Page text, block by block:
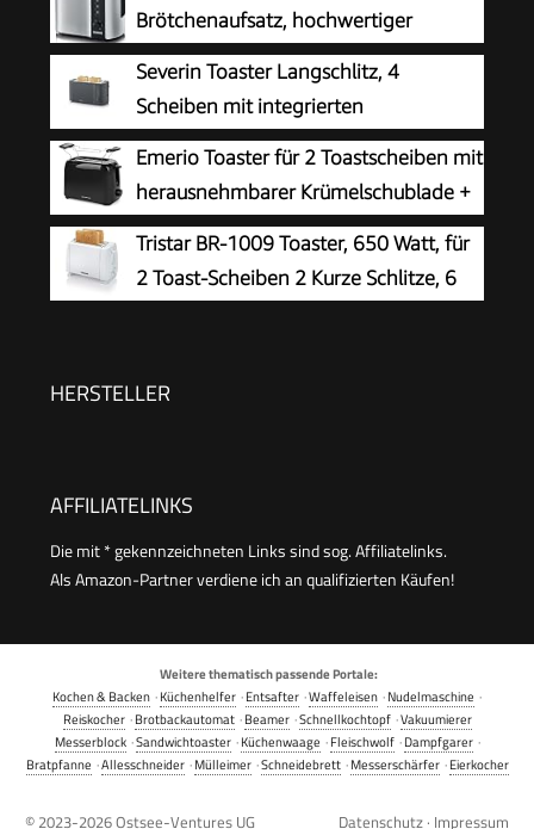
Brötchenaufsatz, hochwertiger
Edelstahl Toaster zum Toasten,
Auftauen und Erwärmen, 800 W,steel, AT 2589
Severin Toaster Langschlitz, 4
Scheiben mit integrierten
Brötchenaufsatz, 2 Langschlitz-
Röstschachte, verschiedene Aufwärmstufen,
1.400 W, Schwarz Matt, AT 2591, Mattschwarz
Emerio Toaster für 2 Toastscheiben mit
herausnehmbarer Krümelschublade +
Unterbrechungstaste + 6 einstellbare
Bräunungsstufen + Brötchenaufsatz +
Kabelaufwicklung | 700W | TO-128676.3
Tristar BR-1009 Toaster, 650 Watt, für
2 Toast-Scheiben 2 Kurze Schlitze, 6
HERSTELLER
AFFILIATELINKS
Die mit * gekennzeichneten Links sind sog. Affiliatelinks.
Als Amazon-Partner verdiene ich an qualifizierten Käufen!
Weitere thematisch passende Portale:
Kochen & Backen ·Küchenhelfer ·Entsafter ·Waffeleisen ·Nudelmaschine ·
Reiskocher·Brotbackautomat·Beamer·Schnellkochtopf·Vakuumierer
Messerblock·Sandwichtoaster·Küchenwaage ·Fleischwolf·Dampfgarer·
Bratpfanne ·Allesschneider·Mülleimer·Schneidebrett·Messerschärfer·Eierkocher
© 2023-2026Ostsee-Ventures UG Datenschutz · Impressum